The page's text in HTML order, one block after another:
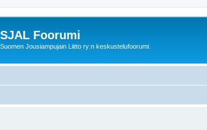
SJAL Foorumi
Suomen Jousiampujain Liitto ry:n keskustelufoorumi.